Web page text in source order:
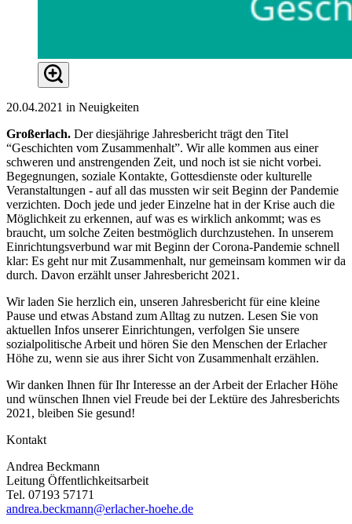
20.04.2021 in Neuigkeiten
Großerlach. Der diesjährige Jahresbericht trägt den Titel
“Geschichten vom Zusammenhalt”. Wir alle kommen aus einer
schweren und anstrengenden Zeit, und noch ist sie nicht vorbei.
Begegnungen, soziale Kontakte, Gottesdienste oder kulturelle
Veranstaltungen - auf all das mussten wir seit Beginn der Pandemie
verzichten. Doch jede und jeder Einzelne hat in der Krise auch die
Möglichkeit zu erkennen, auf was es wirklich ankommt; was es
braucht, um solche Zeiten bestmöglich durchzustehen. In unserem
Einrichtungsverbund war mit Beginn der Corona-Pandemie schnell
klar: Es geht nur mit Zusammenhalt, nur gemeinsam kommen wir da
durch. Davon erzählt unser Jahresbericht 2021.
Wir laden Sie herzlich ein, unseren Jahresbericht für eine kleine
Pause und etwas Abstand zum Alltag zu nutzen. Lesen Sie von
aktuellen Infos unserer Einrichtungen, verfolgen Sie unsere
sozialpolitische Arbeit und hören Sie den Menschen der Erlacher
Höhe zu, wenn sie aus ihrer Sicht von Zusammenhalt erzählen.
Wir danken Ihnen für Ihr Interesse an der Arbeit der Erlacher Höhe
und wünschen Ihnen viel Freude bei der Lektüre des Jahresberichts
2021, bleiben Sie gesund!
Kontakt
Andrea Beckmann
Leitung Öffentlichkeitsarbeit
Tel. 07193 57171
andrea.beckmann@erlacher-hoehe.de